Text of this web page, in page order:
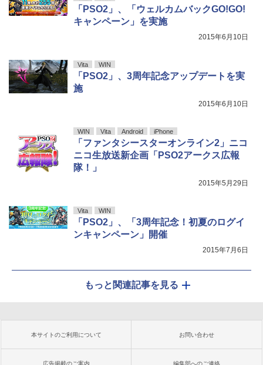
「PSO2」、「ウェルカムバックGO!GO!
キャンペーン」を実施
2015年6月10日
Vita WIN
「PSO2」、3周年記念アップデートを実
施
2015年6月10日
WIN Vita Android iPhone
「ファンタシースターオンライン2」ニコ
ニコ生放送新企画「PSO2アークス広報
隊！」
2015年5月29日
Vita WIN
「PSO2」、「3周年記念！初夏のログイ
ンキャンペーン」開催
2015年7月6日
もっと関連記事を見る
本サイトのご利用について お問い合わせ
広告掲載のご案内 編集部へのご連絡